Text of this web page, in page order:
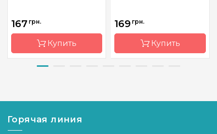
167 грн.
Купить
производитель
Зашивка
169 грн.
Купить
Горячая линия